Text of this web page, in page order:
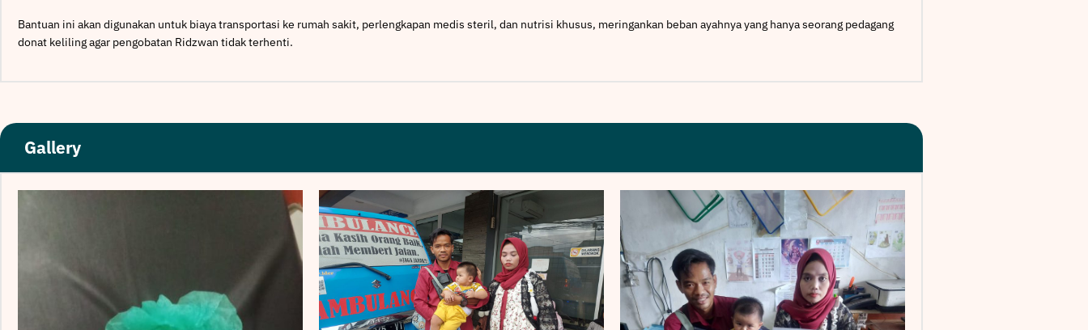
Bantuan ini akan digunakan untuk biaya transportasi ke rumah sakit, perlengkapan medis steril, dan nutrisi khusus, meringankan beban ayahnya yang hanya seorang pedagang
donat keliling agar pengobatan Ridzwan tidak terhenti.
Gallery